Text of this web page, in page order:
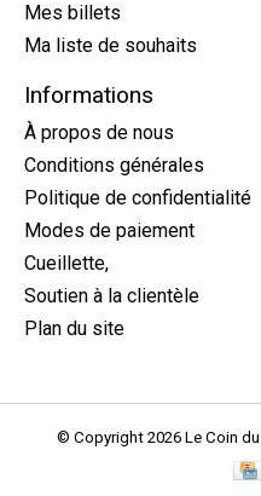
Mes billets
Ma liste de souhaits
Informations
À propos de nous
Conditions générales
Politique de confidentialité
Modes de paiement
Cueillette,
Soutien à la clientèle
Plan du site
© Copyright 2026 Le Coin